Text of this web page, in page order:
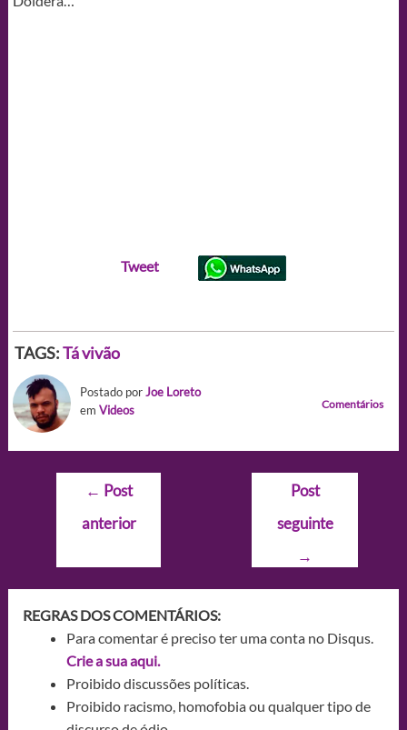
Tweet
TAGS:Tá vivão
Postado porJoe Loreto
em Videos Comentários
Navegação
Post
← Post
anterior
Post
seguinte
→
REGRAS DOS COMENTÁRIOS:
Para comentar é preciso ter uma conta no Disqus.
Crie a sua aqui.
Proibido discussões políticas.
Proibido racismo, homofobia ou qualquer tipo de